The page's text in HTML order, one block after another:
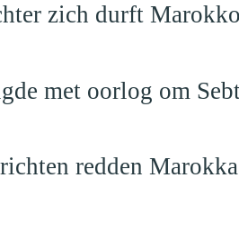
zich durft
met oorlog om
redden